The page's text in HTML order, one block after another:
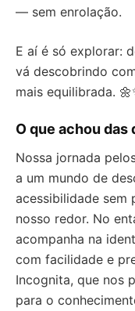
— sem enrolação.
E aí é só explorar:
vá descobrindo
mais equilibrada.
O que achou das
Nossa jornada
a um mundo de
acessibilidade sem
nosso redor. No
acompanha na
com facilidade e
Incognita, que nos
para o